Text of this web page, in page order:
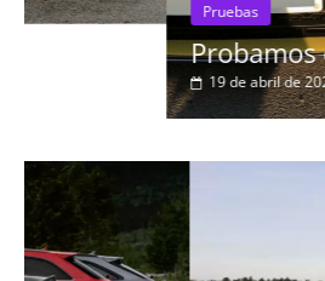
Pruebas
Probamos el
19 de abril de 2020 Joschelito